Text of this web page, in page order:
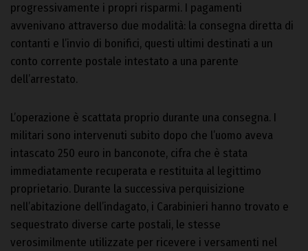
progressivamente i propri risparmi. I pagamenti
avvenivano attraverso due modalità: la consegna diretta di
contanti e l’invio di bonifici, questi ultimi destinati a un
conto corrente postale intestato a una parente
dell’arrestato.
L’operazione è scattata proprio durante una consegna. I
militari sono intervenuti subito dopo che l’uomo aveva
intascato 250 euro in banconote, cifra che è stata
immediatamente recuperata e restituita al legittimo
proprietario. Durante la successiva perquisizione
nell’abitazione dell’indagato, i Carabinieri hanno trovato e
sequestrato diverse carte postali, le stesse
verosimilmente utilizzate per ricevere i versamenti nel